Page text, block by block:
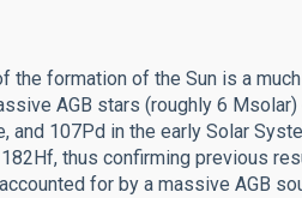
formation of the Sun is a
AGB stars (roughly 6
and 107Pd in the early Solar
thus confirming previous
for by a massive AGB